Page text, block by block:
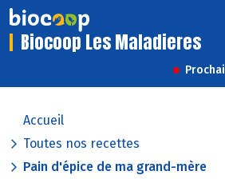
Biocoop Les Maladieres
Accueil
Toutes nos recettes
Pain d'épice de ma grand-mère